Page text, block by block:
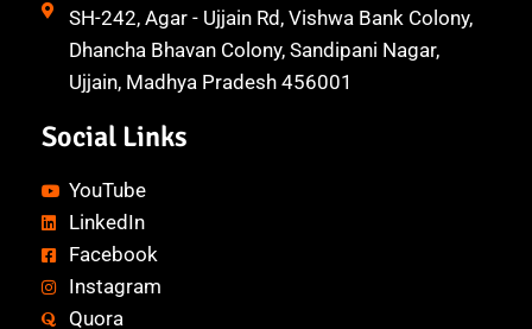
SH-242, Agar - Ujjain Rd, Vishwa Bank Colony,
Dhancha Bhavan Colony, Sandipani Nagar,
Ujjain, Madhya Pradesh 456001
Social Links
YouTube
LinkedIn
Facebook
Instagram
Quora